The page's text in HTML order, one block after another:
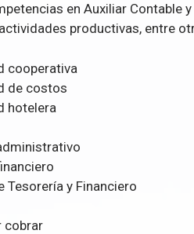
en Auxiliar Contable
productivas, entre
cooperativa
de costos
hotelera
Tesorería y Financiero
cobrar